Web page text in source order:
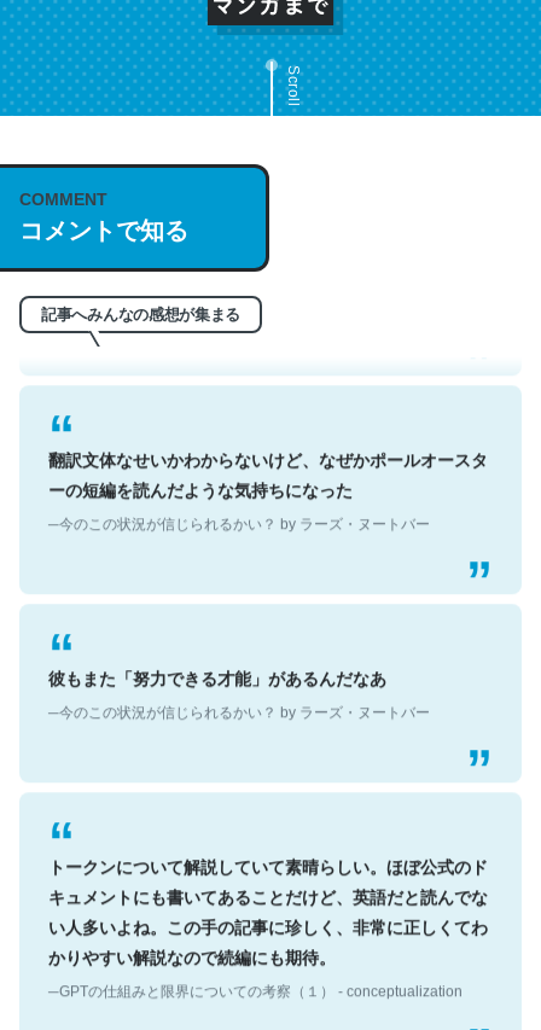
Scroll
COMMENT
コメントで知る
記事へみんなの感想が集まる
これは名文。彼はとてもクレバーなんだろうなと凄く思
う。英語少しでも読める人は原文もお勧め。自分はこの流
れ好き。Let’s Fucking Go. Then Covid hit. Shit.
─今のこの状況が信じられるかい？ by ラーズ・ヌートバー
翻訳文体なせいかわからないけど、なぜかポールオースタ
ーの短編を読んだような気持ちになった
─今のこの状況が信じられるかい？ by ラーズ・ヌートバー
彼もまた「努力できる才能」があるんだなあ
─今のこの状況が信じられるかい？ by ラーズ・ヌートバー
トークンについて解説していて素晴らしい。ほぼ公式のド
キュメントにも書いてあることだけど、英語だと読んでな
い人多いよね。この手の記事に珍しく、非常に正しくてわ
かりやすい解説なので続編にも期待。
─GPTの仕組みと限界についての考察（１） - conceptualization